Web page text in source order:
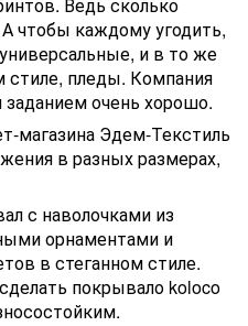
Ведь сколько
чтобы каждому угодить,
и в то же
пледы. Компания
заданием очень хорошо.
магазина Эдем-Текстиль
в разных размерах,
с наволочками из
орнаментами и
в стеганном стиле.
покрывало koloco